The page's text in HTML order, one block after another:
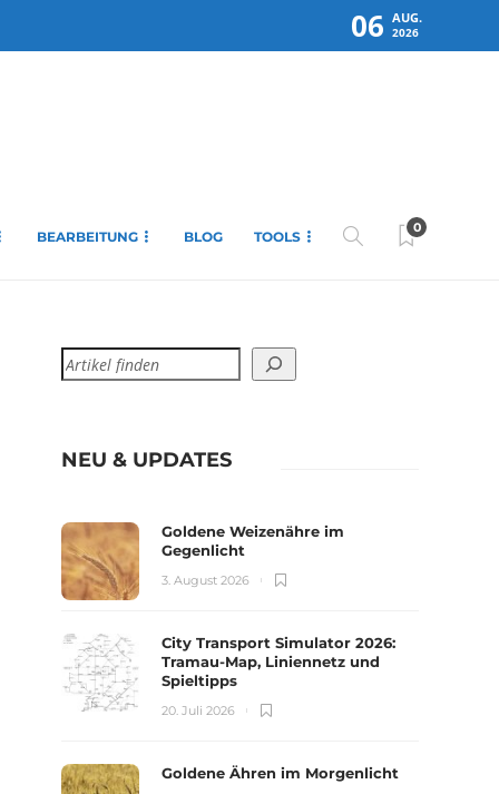
06 AUG.
2026
BEARBEITUNG BLOG TOOLS
0
NEU & UPDATES
Goldene Weizenähre im
Gegenlicht
3. August 2026
City Transport Simulator 2026:
Tramau-Map, Liniennetz und
Spieltipps
20. Juli 2026
Goldene Ähren im Morgenlicht